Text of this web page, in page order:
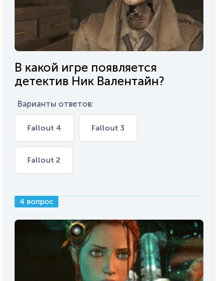
В какой игре появляется
детектив Ник Валентайн?
Варианты ответов:
Fallout 4 Fallout 3
Fallout 2
4 вопрос